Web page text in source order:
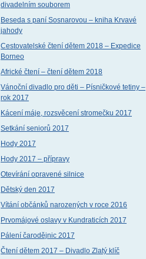
divadelním souborem
Beseda s paní Sosnarovou – kniha Krvavé
jahody
Cestovatelské čtení dětem 2018 – Expedice
Borneo
Africké čtení – čtení dětem 2018
Vánoční divadlo pro děti – Písničkové tetiny –
rok 2017
Kácení máje, rozsvěcení stromečku 2017
Setkání seniorů 2017
Hody 2017
Hody 2017 – přípravy
Otevírání opravené silnice
Dětský den 2017
Vítání občánků narozených v roce 2016
Prvomájové oslavy v Kundraticích 2017
Pálení čarodějnic 2017
Čtení dětem 2017 – Divadlo Zlatý klíč